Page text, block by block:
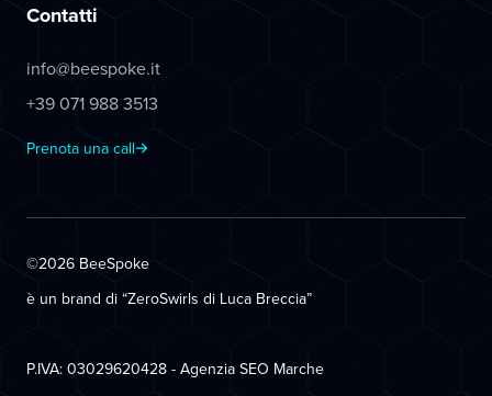
Contatti
info@beespoke.it
+39 071 988 3513
Prenota una call
©2026 BeeSpoke
è un brand di “ZeroSwirls di Luca Breccia”
P.IVA: 03029620428 - Agenzia SEO Marche